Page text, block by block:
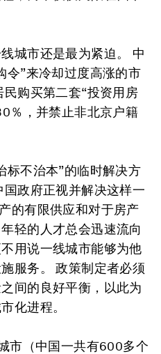
城市还是最为紧迫。 中
令”来冷却过度高涨的市
购买第二套“投资用房
％，并禁止非北京户籍
标不治本”的临时解决方
政府正视并解决这样一
的有限供应和对于房产
轻的人才总会迅速流向
用说一线城市能够为他
服务。 政策制定者必须
间的良好平衡，以此为
化进程。
市（中国一共有600多个